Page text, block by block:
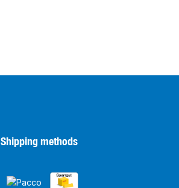
Shipping methods